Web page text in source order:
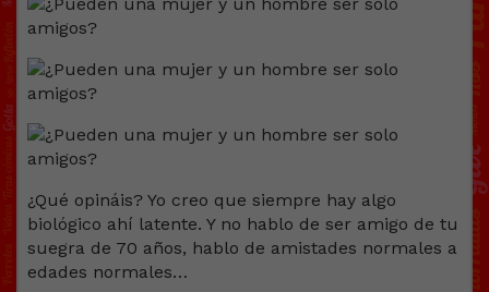
¿Qué opináis? Yo creo que siempre hay algo
biológico ahí latente. Y no hablo de ser amigo de tu
suegra de 70 años, hablo de amistades normales a
edades normales…